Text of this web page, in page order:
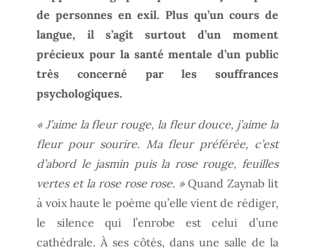
de personnes en exil. Plus qu’un cours de
langue, il s’agit surtout d’un moment
précieux pour la santé mentale d’un public
très concerné par les souffrances
psychologiques.
« J’aime la fleur rouge, la fleur douce, j’aime la
fleur pour sourire. Ma fleur préférée, c’est
d’abord le jasmin puis la rose rouge, feuilles
vertes et la rose rose rose. »Quand Zaynab lit
à voix haute le poème qu’elle vient de rédiger,
le silence qui l’enrobe est celui d’une
cathédrale. À ses côtés, dans une salle de la